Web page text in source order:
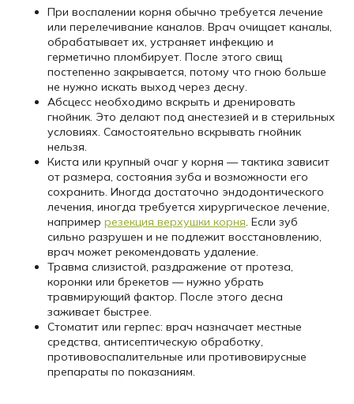
При воспалении корня обычно требуется лечение
или перелечивание каналов. Врач очищает каналы,
обрабатывает их, устраняет инфекцию и
герметично пломбирует. После этого свищ
постепенно закрывается, потому что гною больше
не нужно искать выход через десну.
Абсцесс необходимо вскрыть и дренировать
гнойник. Это делают под анестезией и в стерильных
условиях. Самостоятельно вскрывать гнойник
нельзя.
Киста или крупный очаг у корня — тактика зависит
от размера, состояния зуба и возможности его
сохранить. Иногда достаточно эндодонтического
лечения, иногда требуется хирургическое лечение,
например резекция верхушки корня. Если зуб
сильно разрушен и не подлежит восстановлению,
врач может рекомендовать удаление.
Травма слизистой, раздражение от протеза,
коронки или брекетов — нужно убрать
травмирующий фактор. После этого десна
заживает быстрее.
Стоматит или герпес: врач назначает местные
средства, антисептическую обработку,
противовоспалительные или противовирусные
препараты по показаниям.